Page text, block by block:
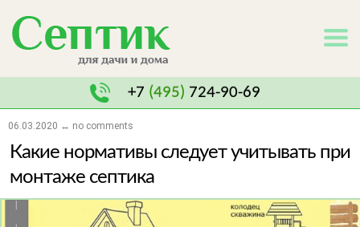
+7 (495) 724-90-69
06.03.2020 ↔ no comments
Какие нормативы следует учитывать при
монтаже септика